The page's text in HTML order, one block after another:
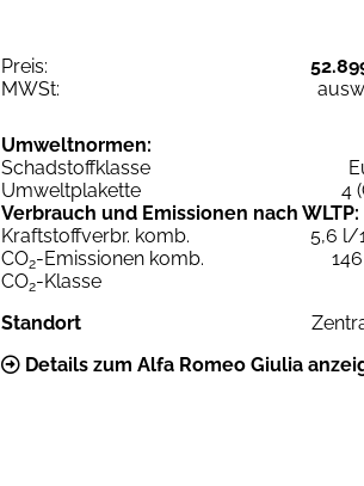
Preis:
MWSt:
Umweltnormen:
Schadstoffklasse
Umweltplakette
4
Verbrauch und Emissionen nach WLTP:
Kraftstoffverbr. komb.
5,6 l/
CO2-Emissionen komb.
CO2-Klasse
Standort
Details zum Alfa Romeo Giulia